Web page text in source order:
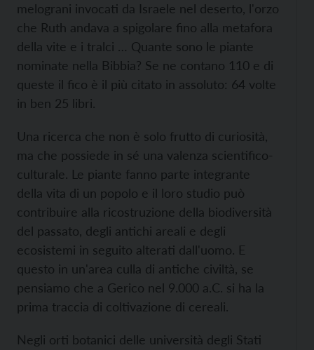
melograni invocati da Israele nel deserto, l'orzo
che Ruth andava a spigolare fino alla metafora
della vite e i tralci … Quante sono le piante
nominate nella Bibbia? Se ne contano 110 e di
queste il fico è il più citato in assoluto: 64 volte
in ben 25 libri.
Una ricerca che non è solo frutto di curiosità,
ma che possiede in sé una valenza scientifico-
culturale. Le piante fanno parte integrante
della vita di un popolo e il loro studio può
contribuire alla ricostruzione della biodiversità
del passato, degli antichi areali e degli
ecosistemi in seguito alterati dall'uomo. E
questo in un'area culla di antiche civiltà, se
pensiamo che a Gerico nel 9.000 a.C. si ha la
prima traccia di coltivazione di cereali.
Negli orti botanici delle università degli Stati